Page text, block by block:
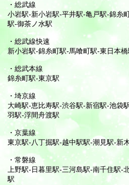
・総武線
小岩駅-新小岩駅-平井駅-亀戸駅-錦糸
駅-御茶ノ水駅
・総武線快速
新小岩駅-錦糸町駅-馬喰町駅-東日本
・総武本線
錦糸町駅-東京駅
・埼京線
大崎駅-恵比寿駅-渋谷駅-新宿駅-池袋
羽駅-浮間舟渡駅
・京葉線
東京駅-八丁掘駅-越中駅駅-潮見駅-新
・常磐線
上野駅-日暮里駅-三河島駅-南千住駅-
駅